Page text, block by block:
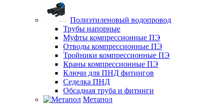
Полиэтиленовый водопровод
Трубы напорные
Муфты компрессионные ПЭ
Отводы компрессионные ПЭ
Тройники компрессионные ПЭ
Краны компрессионные ПЭ
Ключи для ПНД фитингов
Седелка ПНД
Обсадная труба и фитинги
Метапол